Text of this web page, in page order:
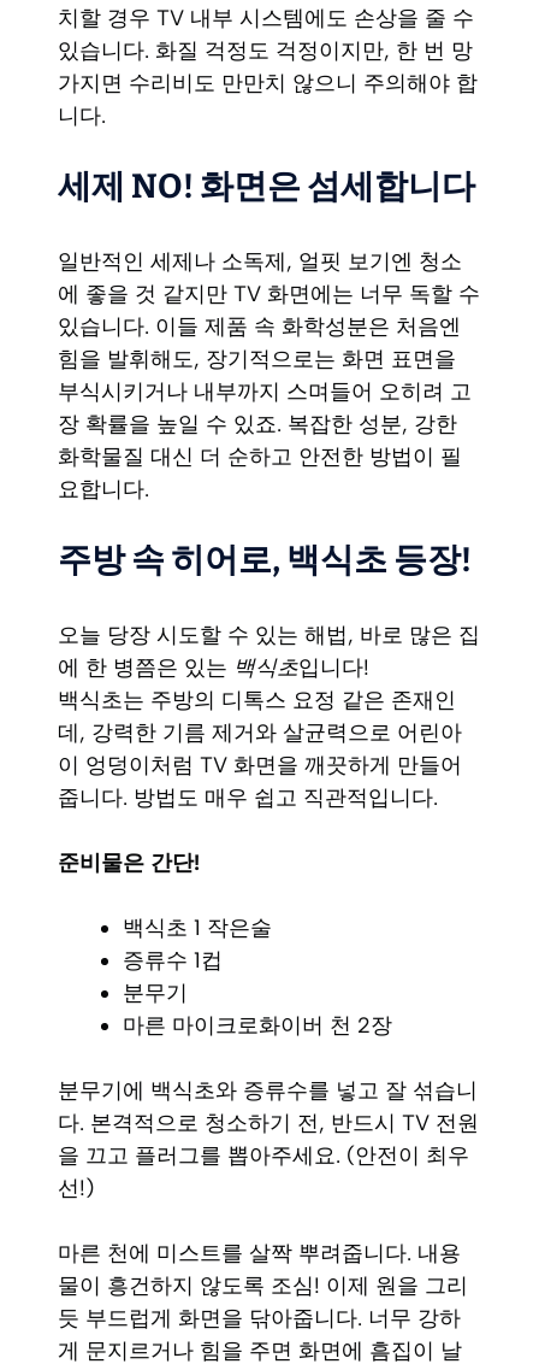
치할 경우 TV 내부 시스템에도 손상을 줄 수
있습니다. 화질 걱정도 걱정이지만, 한 번 망
가지면 수리비도 만만치 않으니 주의해야 합
니다.
세제 NO! 화면은 섬세합니다
일반적인 세제나 소독제, 얼핏 보기엔 청소
에 좋을 것 같지만 TV 화면에는 너무 독할 수
있습니다. 이들 제품 속 화학성분은 처음엔
힘을 발휘해도, 장기적으로는 화면 표면을
부식시키거나 내부까지 스며들어 오히려 고
장 확률을 높일 수 있죠. 복잡한 성분, 강한
화학물질 대신 더 순하고 안전한 방법이 필
요합니다.
주방 속 히어로, 백식초 등장!
오늘 당장 시도할 수 있는 해법, 바로 많은 집
에 한 병쯤은 있는 백식초입니다!
백식초는 주방의 디톡스 요정 같은 존재인
데, 강력한 기름 제거와 살균력으로 어린아
이 엉덩이처럼 TV 화면을 깨끗하게 만들어
줍니다. 방법도 매우 쉽고 직관적입니다.
준비물은 간단!
백식초 1 작은술
증류수 1컵
분무기
마른 마이크로화이버 천 2장
분무기에 백식초와 증류수를 넣고 잘 섞습니
다. 본격적으로 청소하기 전, 반드시 TV 전원
을 끄고 플러그를 뽑아주세요. (안전이 최우
선!)
마른 천에 미스트를 살짝 뿌려줍니다. 내용
물이 흥건하지 않도록 조심! 이제 원을 그리
듯 부드럽게 화면을 닦아줍니다. 너무 강하
게 문지르거나 힘을 주면 화면에 흠집이 날